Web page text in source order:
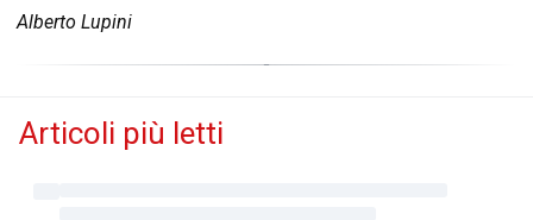
Alberto Lupini
Articoli più letti